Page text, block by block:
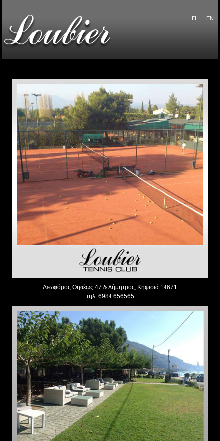
κυρίως περιεχόμενο
EL EN
Λεωφόρος Θησέως 47 & Δήμητρος, Κηφισιά 14671
τηλ: 6984 656565